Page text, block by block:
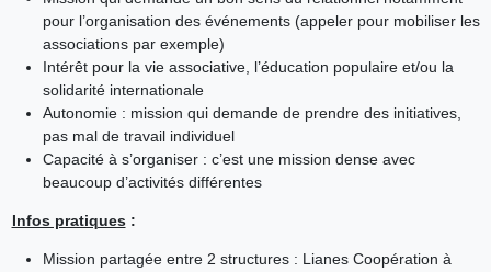
pour l’organisation des événements (appeler pour mobiliser les
associations par exemple)
Intérêt pour la vie associative, l’éducation populaire et/ou la
solidarité internationale
Autonomie : mission qui demande de prendre des initiatives,
pas mal de travail individuel
Capacité à s’organiser : c’est une mission dense avec
beaucoup d’activités différentes
Infos pratiques:
Mission partagée entre 2 structures : Lianes Coopération à